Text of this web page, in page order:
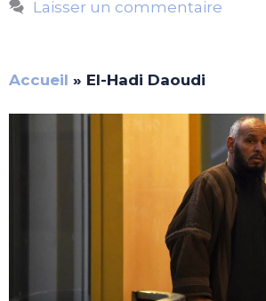
Laisser un commentaire
Accueil » El-Hadi Daoudi